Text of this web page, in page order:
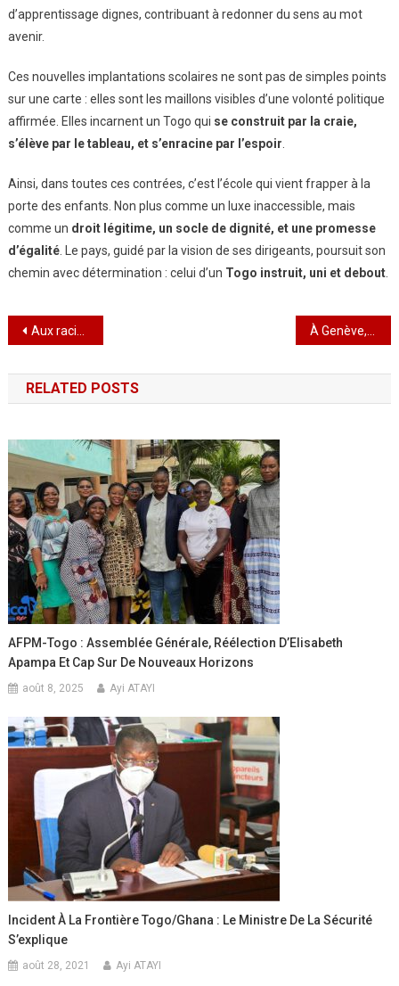
d’apprentissage dignes, contribuant à redonner du sens au mot
avenir.
Ces nouvelles implantations scolaires ne sont pas de simples points
sur une carte : elles sont les maillons visibles d’une volonté politique
affirmée. Elles incarnent un Togo qui se construit par la craie,
s’élève par le tableau, et s’enracine par l’espoir
Ainsi, dans toutes ces contrées, c’est l’école qui vient frapper à la
porte des enfants. Non plus comme un luxe inaccessible, mais
comme un droit légitime, un socle de dignité, et une promesse
d’égalité. Le pays, guidé par la vision de ses dirigeants, poursuit son
chemin avec détermination : celui d’un Togo instruit, uni et debout.
Navigation
de
l’article
Aux racines du spectacle : quand Lamane fait battre le cœur de la tradition
RELATED POSTS
AFPM-Togo : Assemblée Générale, Réélection D’Elisabeth
Apampa Et Cap Sur De Nouveaux Horizons
août 8, 2025 Ayi ATAYI
Incident À La Frontière Togo/Ghana : Le Ministre De La Sécurité
S’explique
août 28, 2021 Ayi ATAYI